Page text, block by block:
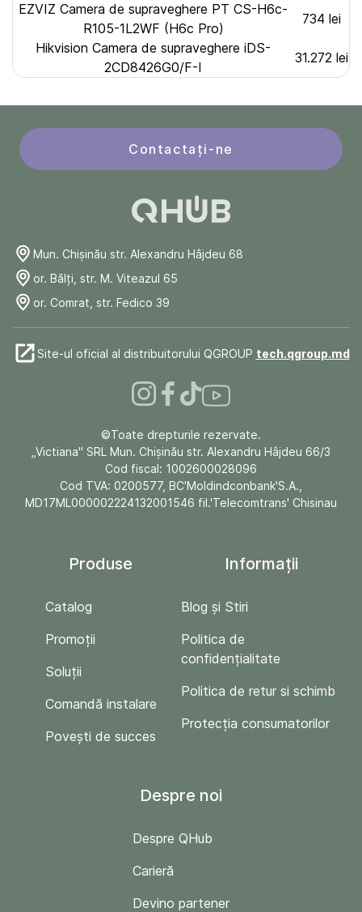
EZVIZ Camera de supraveghere PT CS-H6c-
R105-1L2WF (H6c Pro)
734 lei
Hikvision Camera de supraveghere iDS-
2CD8426G0/F-I
31.272 lei
Contactați-ne
Mun. Chişinău str. Alexandru Hâjdeu 68
or. Bălți, str. M. Viteazul 65
or. Comrat, str. Fedico 39
Site-ul oficial al distribuitorului QGROUP tech.qgroup.md
©Toate drepturile rezervate.
„Victiana" SRL Mun. Chişinău str. Alexandru Hâjdeu 66/3
Cod fiscal: 1002600028096
Cod TVA: 0200577, BC'Moldindconbank'S.A.,
MD17ML000002224132001546 fil.'Telecomtrans' Chisinau
Produse
Catalog
Promoții
Soluții
Comandă instalare
Povești de succes
Informații
Blog și Stiri
Politica de
confidențialitate
Politica de retur si schimb
Protecția consumatorilor
Despre noi
Despre QHub
Carieră
Devino partener